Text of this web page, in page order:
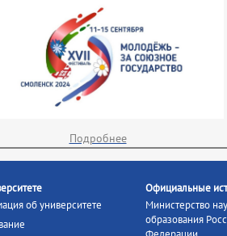
Подробнее
об университете
Официальные
Министерство
образования